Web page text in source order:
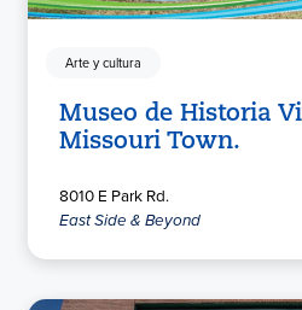
Arte y cultura
Museo de Historia
Missouri Town.
8010 E Park Rd.
East Side & Beyond